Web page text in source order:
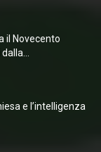
il Novecento
e l’intelligenza